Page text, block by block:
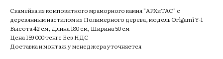
Скамейка из композитного мраморного камня "АРХиТАС" с
деревянным настилом из Полимерного дерева, модель Origami Y-1
Высота 42 см, Длина 180 см, Ширина 50 см
Цена 159 000 тенге Без НДС
Доставка и монтаж у менеджера уточняется